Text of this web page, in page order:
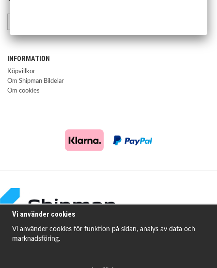
INFORMATION
Köpvillkor
Om Shipman Bildelar
Om cookies
Vi använder cookies
Vi använder cookies för funktion på sidan, analys av data och
marknadsföring.